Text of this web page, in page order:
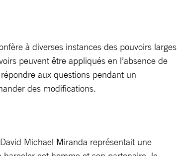
à diverses instances des pouvoirs larges
peuvent être appliqués en l’absence de
aux questions pendant un
des modifications.
Michael Miranda représentait une